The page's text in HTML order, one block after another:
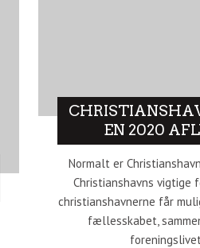
EN 2020
Normalt er
Christianshavns vigtige
christianshavnerne får
fællesskabet,